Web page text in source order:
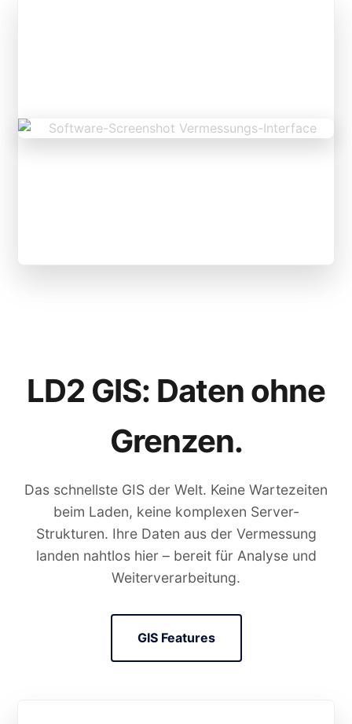
LD2 GIS: Daten ohne
Grenzen.
Das schnellste GIS der Welt. Keine Wartezeiten
beim Laden, keine komplexen Server-
Strukturen. Ihre Daten aus der Vermessung
landen nahtlos hier – bereit für Analyse und
Weiterverarbeitung.
GIS Features